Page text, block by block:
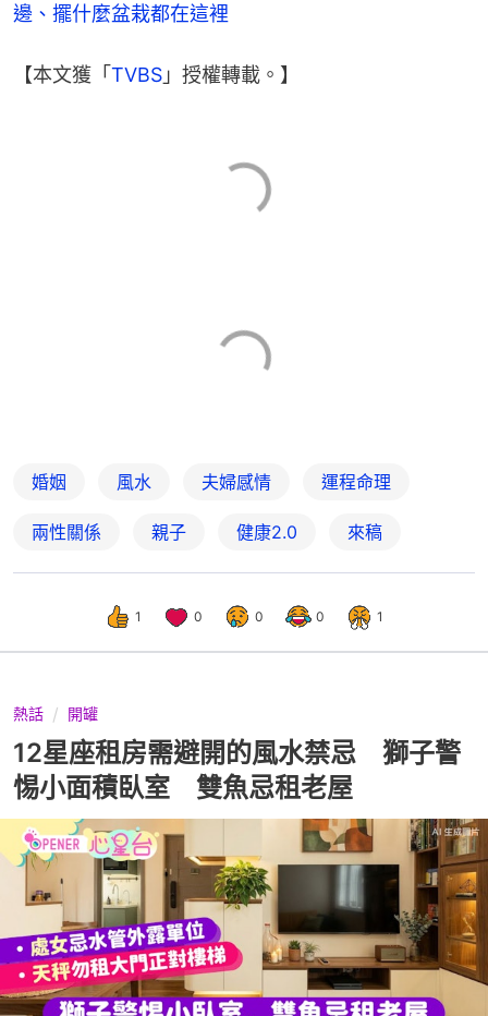
邊、擺什麼盆栽都在這裡
【本文獲「 TVBS 」授權轉載。】
婚姻 風水 夫婦感情 運程命理
兩性關係 親子 健康2.0 來稿
1 0 0 0 1
熱話 開罐
12星座租房需避開的風水禁忌 獅子警
惕小面積臥室 雙魚忌租老屋